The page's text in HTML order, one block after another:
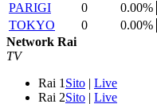
PARIGI
0
0.00%
TOKYO
0
0.00%
Network Rai
TV
Rai 1 Sito | Live
Rai 2Sito | Live